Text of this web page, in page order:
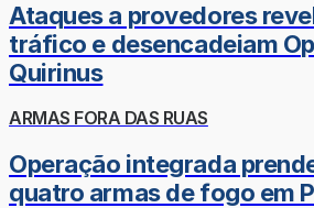
Ataques a provedores
tráfico e desencadeiam
Quirinus
ARMAS FORA DAS RUAS
Operação integrada
quatro armas de fogo em